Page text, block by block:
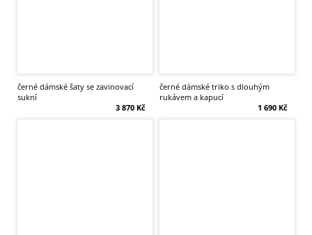
černé dámské šaty se zavinovací
sukní
3 870 Kč
černé dámské triko s dlouhým
rukávem a kapucí
1 690 Kč